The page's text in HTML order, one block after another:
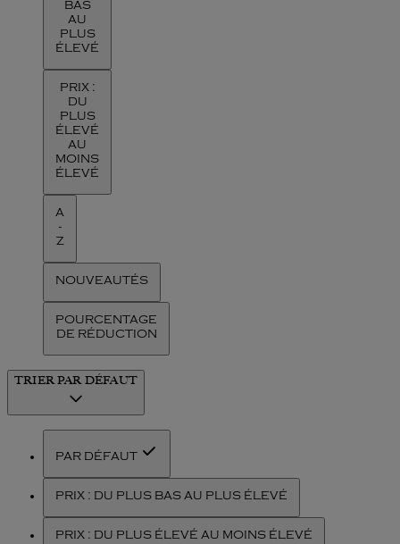
BAS
AU
PLUS
ÉLEVÉ
PRIX :
DU
PLUS
ÉLEVÉ
AU
MOINS
ÉLEVÉ
A
-
Z
NOUVEAUTÉS
POURCENTAGE
DE RÉDUCTION
TRIERPAR DÉFAUT
PAR DÉFAUT
PRIX : DU PLUS BAS AU PLUS ÉLEVÉ
PRIX : DU PLUS ÉLEVÉ AU MOINS ÉLEVÉ